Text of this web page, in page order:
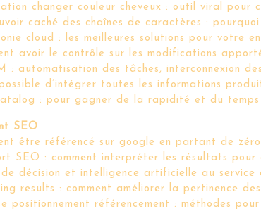
changer couleur cheveux : outil viral pour
caché des chaînes de caractères :
cloud : les meilleures solutions pour votre
avoir le contrôle sur les modifications
: automatisation des tâches, interconnexion
d’intégrer toutes les informations
: pour gagner de la rapidité et du temps
SEO
être référencé sur google en partant de zéro
SEO : comment interpréter les résultats
décision et intelligence artificielle au service
results : comment améliorer la pertinence
positionnement référencement : méthodes